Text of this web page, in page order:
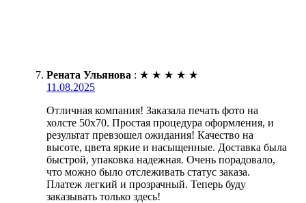
Рената Ульянова : ★ ★ ★ ★ ★
11.08.2025
Отличная компания! Заказала печать фото на
холсте 50х70. Простая процедура оформления, и
результат превзошел ожидания! Качество на
высоте, цвета яркие и насыщенные. Доставка была
быстрой, упаковка надежная. Очень порадовало,
что можно было отслеживать статус заказа.
Платеж легкий и прозрачный. Теперь буду
заказывать только здесь!